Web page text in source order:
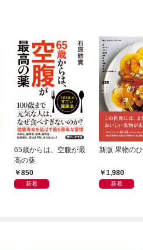
65歳からは、空腹が最
高の薬
850
新着
新版 果物の
1,980
新着